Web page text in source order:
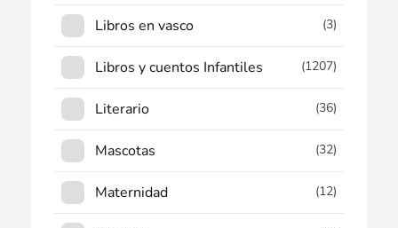
Libros en vasco (3)
Libros y cuentos Infantiles (1207)
Literario (36)
Mascotas (32)
Maternidad (12)